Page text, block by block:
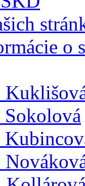
o
Sokolová